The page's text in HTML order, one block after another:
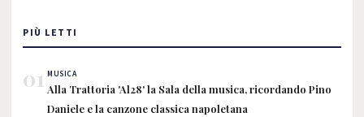
PIÙ LETTI
01 MUSICA
Alla Trattoria 'Al28' la Sala della musica, ricordando Pino
Daniele e la canzone classica napoletana